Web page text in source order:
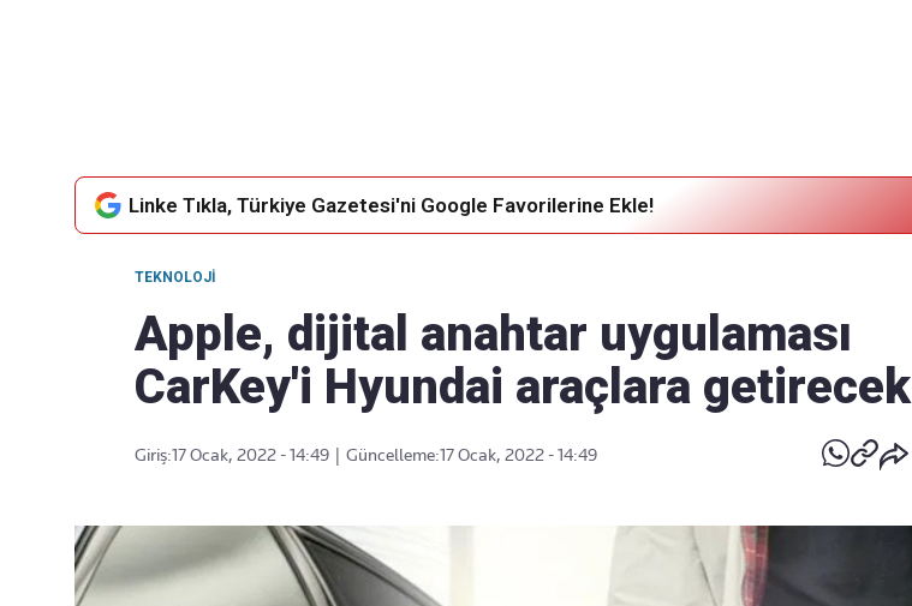
Linke Tıkla, Türkiye Gazetesi'ni Google Favorilerine Ekle!
TEKNOLOJI
Apple, dijital anahtar uygulaması
CarKey'i Hyundai araçlara getirecek
Giriş:17 Ocak, 2022 - 14:49 Güncelleme:17 Ocak, 2022 - 14:49